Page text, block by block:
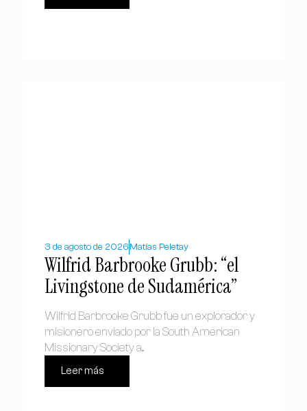
3 de agosto de 2026 Matías Peletay
Wilfrid Barbrooke Grubb: “el
Livingstone de Sudamérica”
Wilfrid Barbrooke Grubb fue un explorador y
misionero enviado por la South American
Missionary Society a...
Leer más